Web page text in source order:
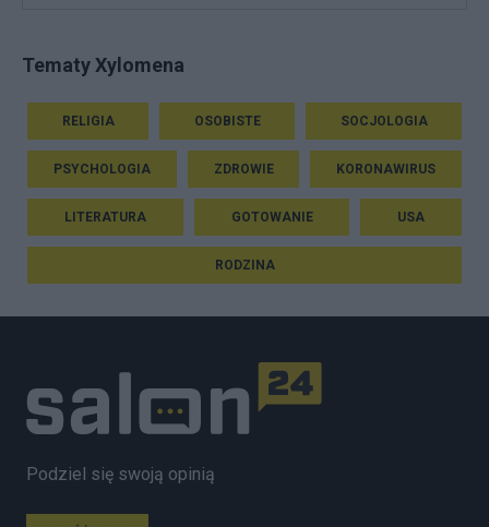
Tematy Xylomena
RELIGIA OSOBISTE SOCJOLOGIA
PSYCHOLOGIA ZDROWIE KORONAWIRUS
LITERATURA GOTOWANIE USA
RODZINA
Podziel się swoją opinią